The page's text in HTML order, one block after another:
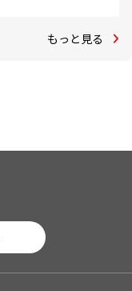
もっと見る